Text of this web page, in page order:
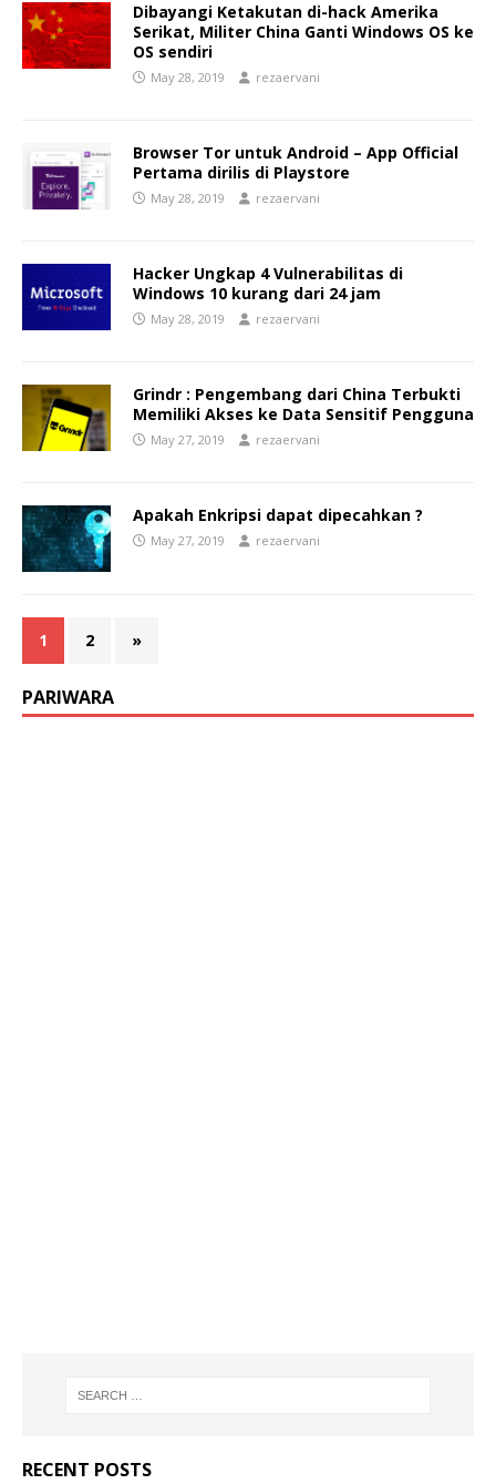
Dibayangi Ketakutan di-hack Amerika
Serikat, Militer China Ganti Windows OS ke
OS sendiri
May 28, 2019 rezaervani
Browser Tor untuk Android – App Official
Pertama dirilis di Playstore
May 28, 2019 rezaervani
Hacker Ungkap 4 Vulnerabilitas di
Windows 10 kurang dari 24 jam
May 28, 2019 rezaervani
Grindr : Pengembang dari China Terbukti
Memiliki Akses ke Data Sensitif Pengguna
May 27, 2019 rezaervani
Apakah Enkripsi dapat dipecahkan ?
May 27, 2019 rezaervani
1 2 »
PARIWARA
RECENT POSTS